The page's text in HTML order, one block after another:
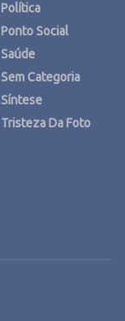
Política
Ponto Social
Saúde
Sem Categoria
Síntese
Tristeza Da Foto